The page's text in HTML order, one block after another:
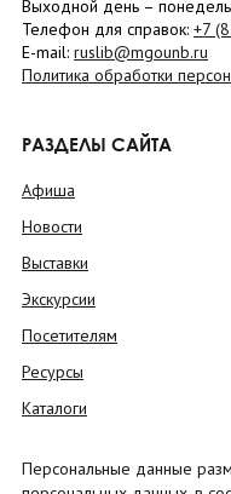
Выходной день –
Телефон для справок: +7
E-mail: ruslib@mgounb.ru
Политика обработки
РАЗДЕЛЫ САЙТА
Афиша
Новости
Выставки
Экскурсии
Посетителям
Ресурсы
Каталоги
Персональные данные